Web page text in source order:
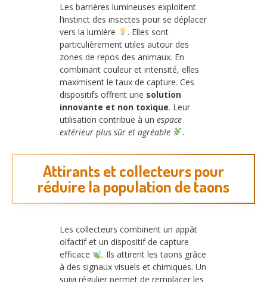
Les barrières lumineuses exploitent
l’instinct des insectes pour se déplacer
vers la lumière
. Elles sont
particulièrement utiles autour des
zones de repos des animaux. En
combinant couleur et intensité, elles
maximisent le taux de capture. Ces
dispositifs offrent une solution
innovante et non toxique. Leur
utilisation contribue à un espace
extérieur plus sûr et agréable
.
Attirants et collecteurs pour
réduire la population de taons
Les collecteurs combinent un appât
olfactif et un dispositif de capture
efficace
. Ils attirent les taons grâce
à des signaux visuels et chimiques. Un
suivi régulier permet de remplacer les